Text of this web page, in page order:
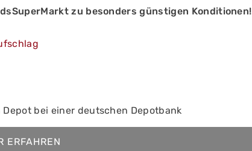
zu besonders günstigen Konditionen!
bei einer deutschen Depotbank
ERFAHREN